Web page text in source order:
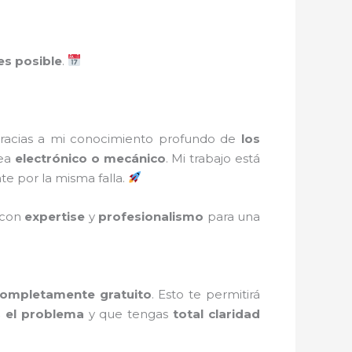
posible.
a mi conocimiento profundo de los
electrónico o mecánico. Mi trabajo está
por la misma falla.
expertise y profesionalismo para una
gratuito. Esto te permitirá
el problema y que tengastotal claridad